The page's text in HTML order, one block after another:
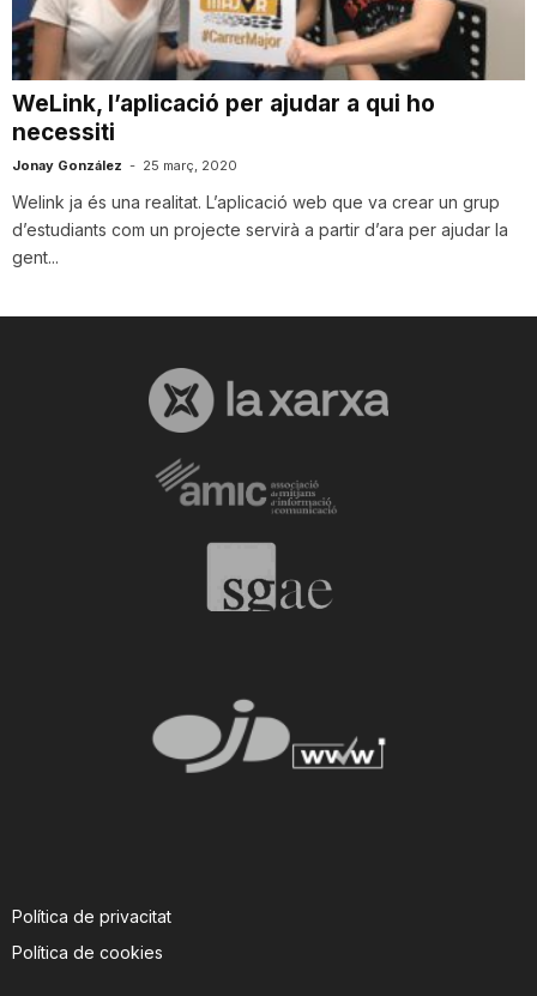
u
t
a
t
g
WeLink, l’aplicació per ajudar a qui ho
necessiti
Jonay González - 25 març, 2020
Welink ja és una realitat. L’aplicació web que va crear un grup
d’estudiants com un projecte servirà a partir d’ara per ajudar la
gent...
Política de privacitat
Política de cookies